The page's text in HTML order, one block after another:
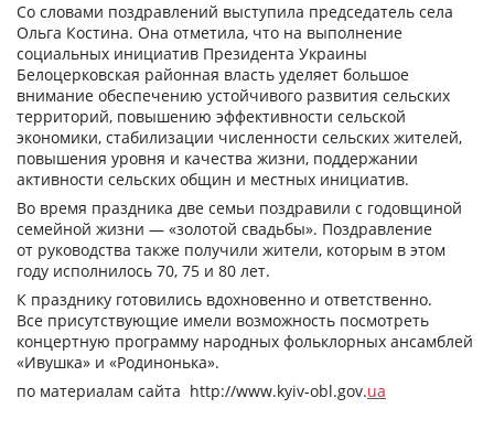
Со словами поздравлений выступила председатель села
Ольга Костина. Она отметила, что на выполнение
социальных инициатив Президента Украины
Белоцерковская районная власть уделяет большое
внимание обеспечению устойчивого развития сельских
территорий, повышению эффективности сельской
экономики, стабилизации численности сельских жителей,
повышения уровня и качества жизни, поддержании
активности сельских общин и местных инициатив.
Во время праздника две семьи поздравили с годовщиной
семейной жизни — «золотой свадьбы». Поздравление
от руководства также получили жители, которым в этом
году исполнилось 70, 75 и 80 лет.
К празднику готовились вдохновенно и ответственно.
Все присутствующие имели возможность посмотреть
концертную программу народных фольклорных ансамблей
«Ивушка» и «Родинонька».
по материалам сайта http://www.kyiv-obl.gov.ua